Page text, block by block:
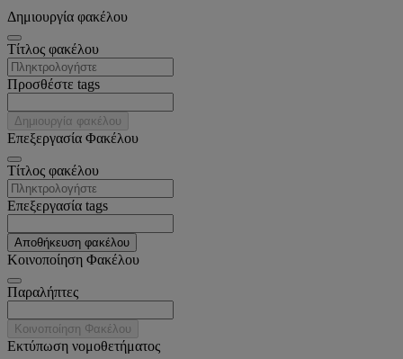
Δημιουργία φακέλου
Tίτλος φακέλου
Προσθέστε tags
Δημιουργία φακέλου
Επεξεργασία Φακέλου
Tίτλος φακέλου
Επεξεργασία tags
Αποθήκευση φακέλου
Κοινοποίηση Φακέλου
Παραλήπτες
Κοινοποίηση Φακέλου
Εκτύπωση νομοθετήματος